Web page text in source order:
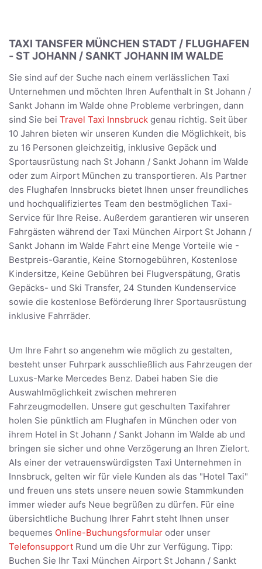
TAXI TANSFER MÜNCHEN STADT / FLUGHAFEN
- ST JOHANN / SANKT JOHANN IM WALDE
Sie sind auf der Suche nach einem verlässlichen Taxi
Unternehmen und möchten Ihren Aufenthalt in St Johann /
Sankt Johann im Walde ohne Probleme verbringen, dann
sind Sie bei Travel Taxi Innsbruck genau richtig. Seit über
10 Jahren bieten wir unseren Kunden die Möglichkeit, bis
zu 16 Personen gleichzeitig, inklusive Gepäck und
Sportausrüstung nach St Johann / Sankt Johann im Walde
oder zum Airport München zu transportieren. Als Partner
des Flughafen Innsbrucks bietet Ihnen unser freundliches
und hochqualifiziertes Team den bestmöglichen Taxi-
Service für Ihre Reise. Außerdem garantieren wir unseren
Fahrgästen während der Taxi München Airport St Johann /
Sankt Johann im Walde Fahrt eine Menge Vorteile wie -
Bestpreis-Garantie, Keine Stornogebühren, Kostenlose
Kindersitze, Keine Gebühren bei Flugverspätung, Gratis
Gepäcks- und Ski Transfer, 24 Stunden Kundenservice
sowie die kostenlose Beförderung Ihrer Sportausrüstung
inklusive Fahrräder.
Um Ihre Fahrt so angenehm wie möglich zu gestalten,
besteht unser Fuhrpark ausschließlich aus Fahrzeugen der
Luxus-Marke Mercedes Benz. Dabei haben Sie die
Auswahlmöglichkeit zwischen mehreren
Fahrzeugmodellen. Unsere gut geschulten Taxifahrer
holen Sie pünktlich am Flughafen in München oder von
ihrem Hotel in St Johann / Sankt Johann im Walde ab und
bringen sie sicher und ohne Verzögerung an Ihren Zielort.
Als einer der vetrauenswürdigsten Taxi Unternehmen in
Innsbruck, gelten wir für viele Kunden als das "Hotel Taxi"
und freuen uns stets unsere neuen sowie Stammkunden
immer wieder aufs Neue begrüßen zu dürfen. Für eine
übersichtliche Buchung Ihrer Fahrt steht Ihnen unser
bequemes Online-Buchungsformular oder unser
Telefonsupport Rund um die Uhr zur Verfügung. Tipp:
Buchen Sie Ihr Taxi München Airport St Johann / Sankt